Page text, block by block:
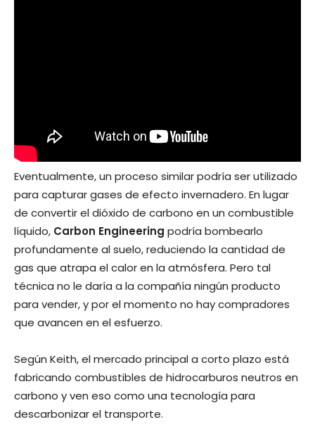
Eventualmente, un proceso similar podría ser utilizado
para capturar gases de efecto invernadero. En lugar
de convertir el dióxido de carbono en un combustible
líquido, Carbon Engineering podría bombearlo
profundamente al suelo, reduciendo la cantidad de
gas que atrapa el calor en la atmósfera. Pero tal
técnica no le daría a la compañía ningún producto
para vender, y por el momento no hay compradores
que avancen en el esfuerzo.
Según Keith, el mercado principal a corto plazo está
fabricando combustibles de hidrocarburos neutros en
carbono y ven eso como una tecnología para
descarbonizar el transporte.